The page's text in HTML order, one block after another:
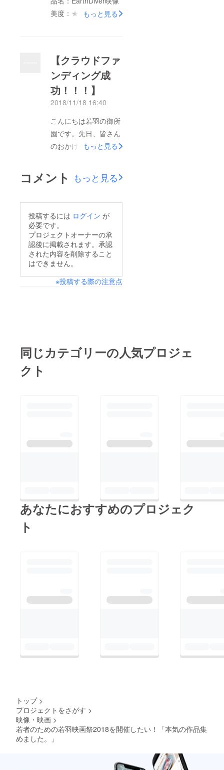
イトチームが発足。
上げる事になりその一
つが若羽映画祭でし
た。そう思い返すとほ
ぼ1年がかりで作って
ね。 若羽は大学生含
め十数人の若手映像ク
リエーターの集まりで
映画を作っている人が
いたり企業向けの映像
ている人学生ながら若
羽の副代表でモーショ
ングラフィックに専念
している人脱サラして
今年から映像を始めた
人バーのオーナー、ダ
ンサー、大学生、ライ
普段アニメーターとし
てTVアニメを描いて
にしたいなと思いま
御所園
美度：★★★★★コメ
We Going?【リター
ン】ポストカード
もっと見る
【クラウドファ
ンディング成
功！！！】
2018/11/18 16:40
こんにちは若羽の御所
園です。先日、皆さん
のおかげでクラウド
を達成させる事が出来
ました！！！若羽とし
たのですがとりあえず
ひと安心、、、と言い
たところですが第2回
の若羽映画祭は200人
しています！！！ス
ら映像の世界に飛び込
む若手の作品を、もっ
客さん、みんなでこの
ベントだとスタッフ一
もっと見る
コメント もっと見る
投稿するには ログイン が
必要です。
プロジェクトオーナーの承
認後に掲載されます。承認
された内容を削除すること
はできません。
※投稿する際の注意点
同じカテゴリーの人気プロジェ
クト
あなたにおすすめのプロジェク
ト
トップ >
プロジェクトをさがす >
映像・映画 >
若者のための若羽映画祭2018を開催したい！「本気の作品集
めました。」